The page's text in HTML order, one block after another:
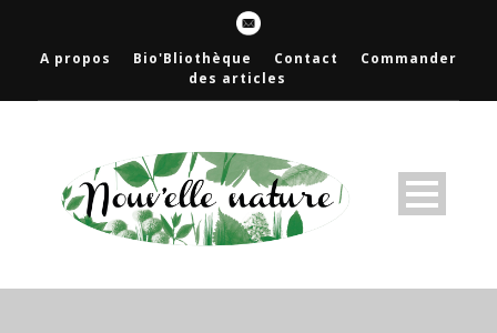
A propos Bio'Bliothèque Contact
Commander
des articles